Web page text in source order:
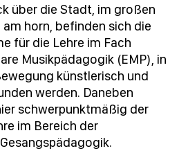
über die Stadt, im großen
horn, befinden sich die
für die Lehre im Fach
Musikpädagogik (EMP), in
künstlerisch und
werden. Daneben
schwerpunktmäßig der
im Bereich der